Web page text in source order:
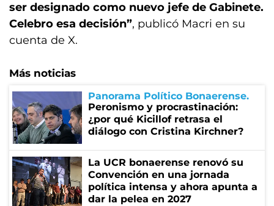
ser designado como nuevo jefe de Gabinete.
Celebro esa decisión”, publicó Macri en su
cuenta de X.
Más noticias
Panorama Político Bonaerense
Peronismo y procrastinación:
¿por qué Kicillof retrasa el
diálogo con Cristina Kirchner?
La UCR bonaerense renovó su
Convención en una jornada
política intensa y ahora apunta a
dar la pelea en 2027